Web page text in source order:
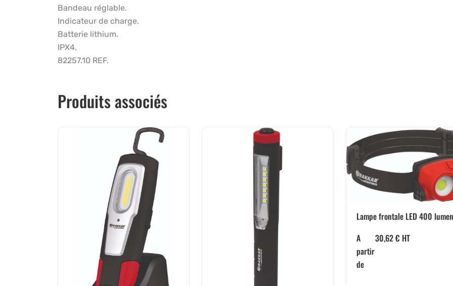
Bandeau réglable.
Indicateur de charge.
Batterie lithium.
IPX4.
82257.10 REF.
Produits associés
Lampe frontale LED 400
A
partir
de
30,62€ HT